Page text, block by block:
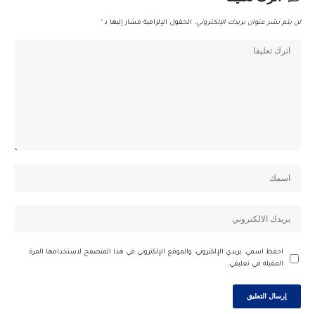
لن يتم نشر عنوان بريدك الإلكتروني. الحقول الإلزامية مشار إليها بـ *
احفظ اسمي، بريدي الإلكتروني، والموقع الإلكتروني في هذا المتصفح لاستخدامها المرة
المقبلة في تعليقي.